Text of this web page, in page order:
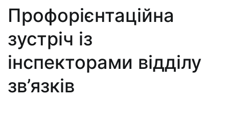
Берестечка
Профорієнтаційна
зустріч із
інспекторами відділу
зв’язків